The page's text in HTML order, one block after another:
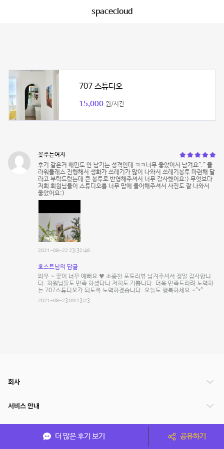
spacecloud
707 스튜디오
15,000 원/시간
꽃주는여자
후기 같은거 배민도 안 남기는 성격인데 ㅋㅋ너무 좋았어서 남겨요^.^ 플
라워클래스 진행해서 생화가 쓰레기가 많이 나와서 쓰레기봉투 마련해 달
라고 부탁드렸는데 큰 봉투로 반영해주셔서 너무 감사했어요:) 무엇보다
저희 회원님들이 스튜디오를 너무 맘에 들어해주셔서 사진도 잘 나와서
좋았어요:)
2021-08-22 23:32:46
호스트님의 답글
와우 ~ 꽃이 너무 예뻐요 ♥ 소중한 포토리뷰 남겨주셔서 정말 감사합니
다. 회원님들도 만족 하셨다니 저희도 기쁩니다. 더욱 만족드리려 노력하
는 707스튜디오가 되도록 노력하겠습니다. 오늘도 행복하세요 ~^*^
2021-08-23 09:13:23
더 많은 후기 보기 공유하기
회사
서비스 안내